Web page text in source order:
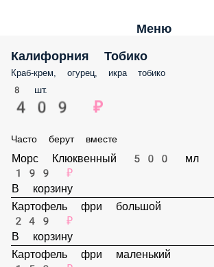
Меню
Калифорния Тобико
Краб-крем, огурец, икра тобико
8 шт.
409 ₽
Часто берут вместе
Морс Клюквенный 500 мл
199 ₽
В корзину
Картофель фри большой
249 ₽
В корзину